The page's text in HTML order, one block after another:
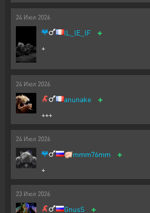
24 Июл 2026
lL_lE_lF +
+
24 Июл 2026
anunake +
+++
24 Июл 2026
🐖mmm76mm +
+
23 Июл 2026
GnusS +